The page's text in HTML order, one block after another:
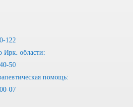
122
Ирк. области:
50
помощь:
07